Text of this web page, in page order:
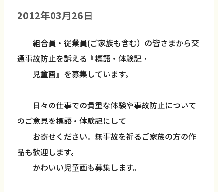
2012年03月26日
組合員・従業員(ご家族も含む）の皆さまから交
通事故防止を訴える『標語・体験記・
児童画』を募集しています。
日々の仕事での貴重な体験や事故防止について
のご意見を標語・体験記にして
お寄せください。無事故を祈るご家族の方の作
品も歓迎します。
かわいい児童画も募集します。